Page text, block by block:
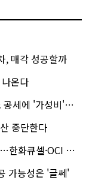
매각 성공할까
온다
'가성비'로 맞불
중단한다
셀·OCI 영향은?
가능성은 '글쎄'